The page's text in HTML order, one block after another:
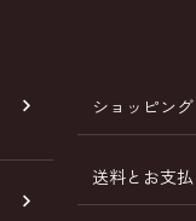
ショッピン
送料とお支